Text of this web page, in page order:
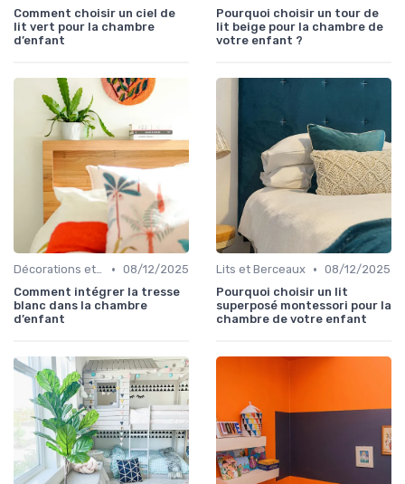
Comment choisir un ciel de
lit vert pour la chambre
d’enfant
Pourquoi choisir un tour de
lit beige pour la chambre de
votre enfant ?
Décorations et Accessoires de Chambre • 08/12/2025
Comment intégrer la tresse
blanc dans la chambre
d’enfant
Lits et Berceaux • 08/12/2025
Pourquoi choisir un lit
superposé montessori pour la
chambre de votre enfant